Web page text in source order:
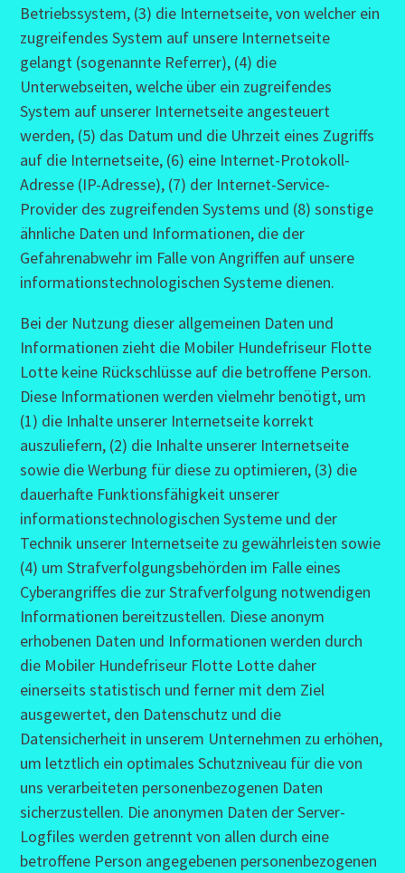
Betriebssystem, (3) die Internetseite, von welcher ein
zugreifendes System auf unsere Internetseite
gelangt (sogenannte Referrer), (4) die
Unterwebseiten, welche über ein zugreifendes
System auf unserer Internetseite angesteuert
werden, (5) das Datum und die Uhrzeit eines Zugriffs
auf die Internetseite, (6) eine Internet-Protokoll-
Adresse (IP-Adresse), (7) der Internet-Service-
Provider des zugreifenden Systems und (8) sonstige
ähnliche Daten und Informationen, die der
Gefahrenabwehr im Falle von Angriffen auf unsere
informationstechnologischen Systeme dienen.
Bei der Nutzung dieser allgemeinen Daten und
Informationen zieht die Mobiler Hundefriseur Flotte
Lotte keine Rückschlüsse auf die betroffene Person.
Diese Informationen werden vielmehr benötigt, um
(1) die Inhalte unserer Internetseite korrekt
auszuliefern, (2) die Inhalte unserer Internetseite
sowie die Werbung für diese zu optimieren, (3) die
dauerhafte Funktionsfähigkeit unserer
informationstechnologischen Systeme und der
Technik unserer Internetseite zu gewährleisten sowie
(4) um Strafverfolgungsbehörden im Falle eines
Cyberangriffes die zur Strafverfolgung notwendigen
Informationen bereitzustellen. Diese anonym
erhobenen Daten und Informationen werden durch
die Mobiler Hundefriseur Flotte Lotte daher
einerseits statistisch und ferner mit dem Ziel
ausgewertet, den Datenschutz und die
Datensicherheit in unserem Unternehmen zu erhöhen,
um letztlich ein optimales Schutzniveau für die von
uns verarbeiteten personenbezogenen Daten
sicherzustellen. Die anonymen Daten der Server-
Logfiles werden getrennt von allen durch eine
betroffene Person angegebenen personenbezogenen